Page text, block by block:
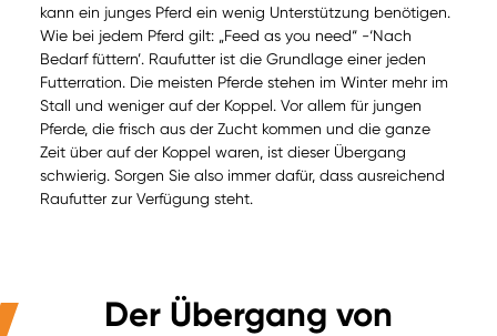
kann ein junges Pferd ein wenig Unterstützung benötigen.
Wie bei jedem Pferd gilt: „Feed as you need“ -‘Nach
Bedarf füttern’. Raufutter ist die Grundlage einer jeden
Futterration. Die meisten Pferde stehen im Winter mehr im
Stall und weniger auf der Koppel. Vor allem für jungen
Pferde, die frisch aus der Zucht kommen und die ganze
Zeit über auf der Koppel waren, ist dieser Übergang
schwierig. Sorgen Sie also immer dafür, dass ausreichend
Raufutter zur Verfügung steht.
Der Übergang von